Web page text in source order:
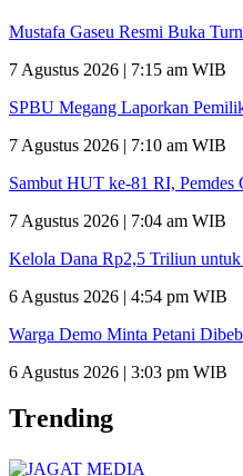
Mustafa Gaseu Resmi Buka
7 Agustus 2026 | 7:15 am WIB
SPBU Megang Laporkan
7 Agustus 2026 | 7:10 am WIB
Sambut HUT ke-81 RI, Pemdes
7 Agustus 2026 | 7:04 am WIB
Kelola Dana Rp2,5 Triliun untuk
6 Agustus 2026 | 4:54 pm WIB
Warga Demo Minta Petani
6 Agustus 2026 | 3:03 pm WIB
Trending